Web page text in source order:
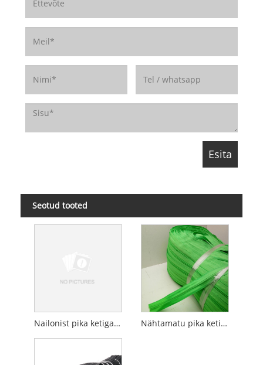
Seotud tooted
Nailonist pika ketiga tõmblukk Nähtamatu pika keti tõmblukk